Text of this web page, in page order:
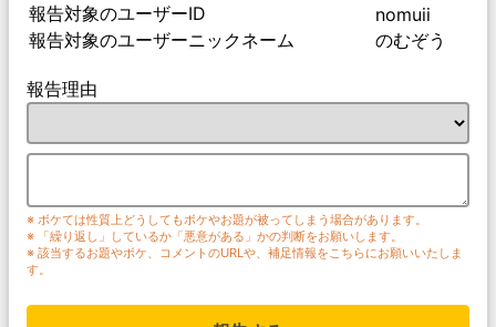
報告対象のユーザーID
nomuii
報告対象のユーザーニックネーム
のむぞう
報告理由
※ ボケては性質上どうしてもボケやお題が被ってしまう場合があります。
※ 「繰り返し」しているか「悪意がある」かの判断をお願いします。
※ 該当するお題やボケ、コメントのURLや、補足情報をこちらにお願いいたしま
す。